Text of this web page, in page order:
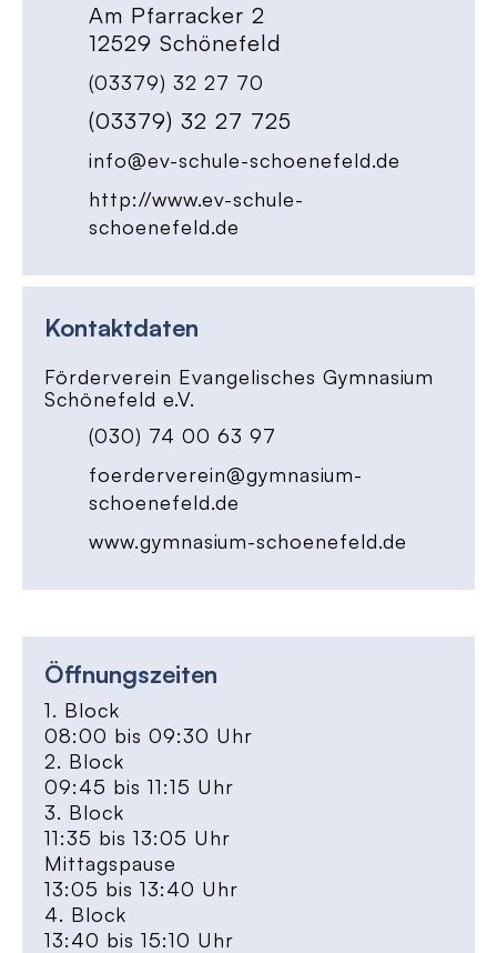
Am Pfarracker 2
12529 Schönefeld
(03379) 32 27 70
(03379) 32 27 725
info@ev-schule-schoenefeld.de
http://www.ev-schule-
schoenefeld.de
Kontaktdaten
Förderverein Evangelisches Gymnasium
Schönefeld e.V.
(030) 74 00 63 97
foerderverein@gymnasium-
schoenefeld.de
www.gymnasium-schoenefeld.de
Öffnungszeiten
1. Block
08:00 bis 09:30 Uhr
2. Block
09:45 bis 11:15 Uhr
3. Block
11:35 bis 13:05 Uhr
Mittagspause
13:05 bis 13:40 Uhr
4. Block
13:40 bis 15:10 Uhr